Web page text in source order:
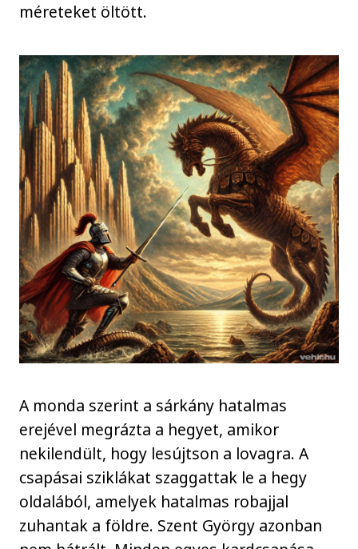
méreteket öltött.
A monda szerint a sárkány hatalmas
erejével megrázta a hegyet, amikor
nekilendült, hogy lesújtson a lovagra. A
csapásai sziklákat szaggattak le a hegy
oldalából, amelyek hatalmas robajjal
zuhantak a földre. Szent György azonban